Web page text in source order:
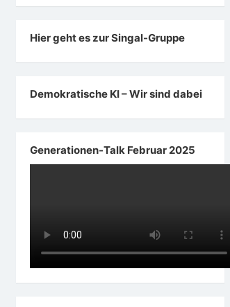
Hier geht es zur Singal-Gruppe
Demokratische KI – Wir sind dabei
Generationen-Talk Februar 2025